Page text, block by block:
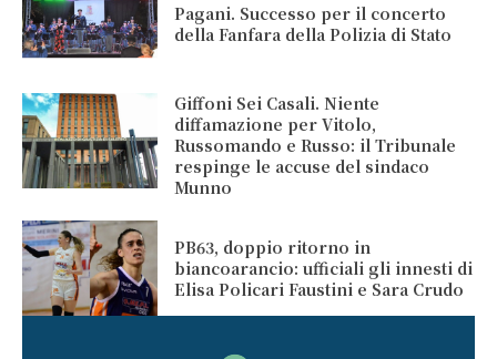
Pagani. Successo per il concerto
della Fanfara della Polizia di Stato
Giffoni Sei Casali. Niente
diffamazione per Vitolo,
Russomando e Russo: il Tribunale
respinge le accuse del sindaco
Munno
PB63, doppio ritorno in
biancoarancio: ufficiali gli innesti di
Elisa Policari Faustini e Sara Crudo